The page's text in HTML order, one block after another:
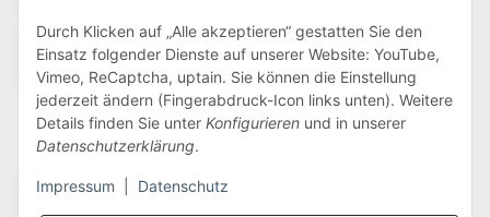
Durch Klicken auf „Alle akzeptieren“ gestatten Sie den
Einsatz folgender Dienste auf unserer Website: YouTube,
Vimeo, ReCaptcha, uptain. Sie können die Einstellung
jederzeit ändern (Fingerabdruck-Icon links unten). Weitere
Details finden Sie unter Konfigurieren und in unserer
Datenschutzerklärung.
Impressum Datenschutz
Wir versenden via: